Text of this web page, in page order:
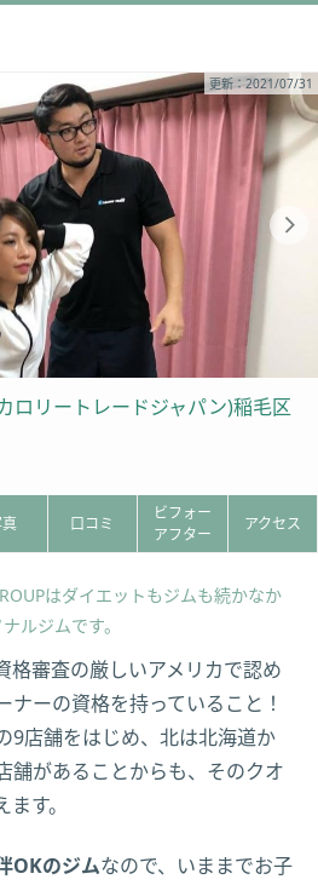
更新：2021/07/31
ロリートレードジャパン)稲毛区
口コミ
ビフォー
アフター
アクセス
はダイエットもジムも続かなか
ルジムです。
格審査の厳しいアメリカで認め
ナーの資格を持っていること！
9店舗をはじめ、北は北海道か
舗があることからも、そのクオ
す。
OKのジムなので、いままでお子